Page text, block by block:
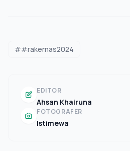
##rakernas2024
EDITOR
Ahsan Khairuna
FOTOGRAFER
Istimewa